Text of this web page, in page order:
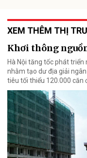
XEM THÊM THỊ
Khơi thông
Hà Nội tăng tốc phát
nhằm tạo dư địa giải
tiêu tối thiểu 120.000 căn